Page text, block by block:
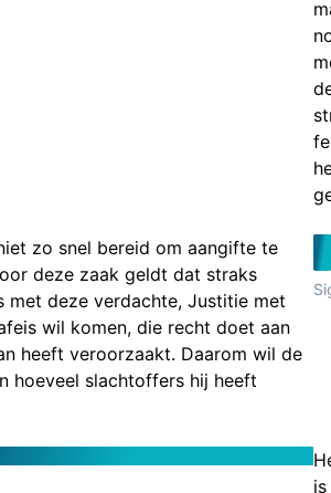
zo snel bereid om aangifte te
deze zaak geldt dat straks
met deze verdachte, Justitie met
wil komen, die recht doet aan
heeft veroorzaakt. Daarom wil de
hoeveel slachtoffers hij heeft
is